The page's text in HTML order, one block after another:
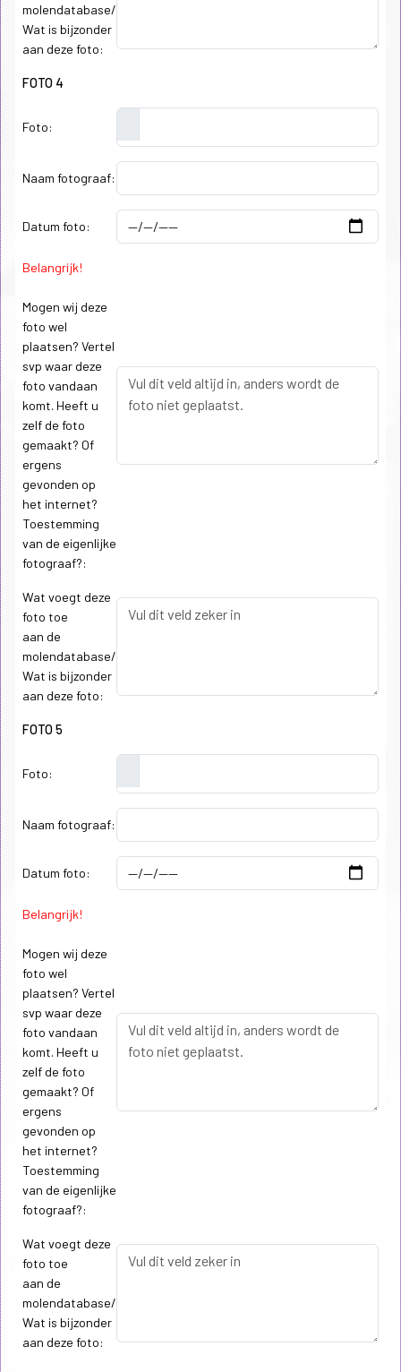
molendatabase/
Wat is bijzonder
aan deze foto:
FOTO 4
Foto:
Naam fotograaf:
Datum foto:
Belangrijk!
Mogen wij deze
foto wel
plaatsen? Vertel
svp waar deze
foto vandaan
komt. Heeft u
zelf de foto
gemaakt? Of
ergens
gevonden op
het internet?
Toestemming
van de eigenlijke
fotograaf?:
Wat voegt deze
foto toe
aan de
molendatabase/
Wat is bijzonder
aan deze foto:
FOTO 5
Foto:
Naam fotograaf:
Datum foto:
Belangrijk!
Mogen wij deze
foto wel
plaatsen? Vertel
svp waar deze
foto vandaan
komt. Heeft u
zelf de foto
gemaakt? Of
ergens
gevonden op
het internet?
Toestemming
van de eigenlijke
fotograaf?:
Wat voegt deze
foto toe
aan de
molendatabase/
Wat is bijzonder
aan deze foto: